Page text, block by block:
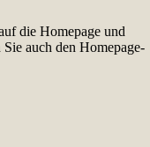
die Homepage und
auch den Homepage-